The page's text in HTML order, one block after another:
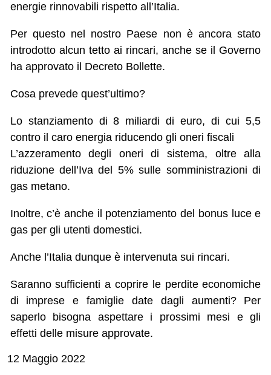
energie rinnovabili rispetto all’Italia.
Per questo nel nostro Paese non è ancora stato
introdotto alcun tetto ai rincari, anche se il Governo
ha approvato il Decreto Bollette.
Cosa prevede quest’ultimo?
Lo stanziamento di 8 miliardi di euro, di cui 5,5
contro il caro energia riducendo gli oneri fiscali
L’azzeramento degli oneri di sistema, oltre alla
riduzione dell’Iva del 5% sulle somministrazioni di
gas metano.
Inoltre, c’è anche il potenziamento del bonus luce e
gas per gli utenti domestici.
Anche l’Italia dunque è intervenuta sui rincari.
Saranno sufficienti a coprire le perdite economiche
di imprese e famiglie date dagli aumenti? Per
saperlo bisogna aspettare i prossimi mesi e gli
effetti delle misure approvate.
12 Maggio 2022